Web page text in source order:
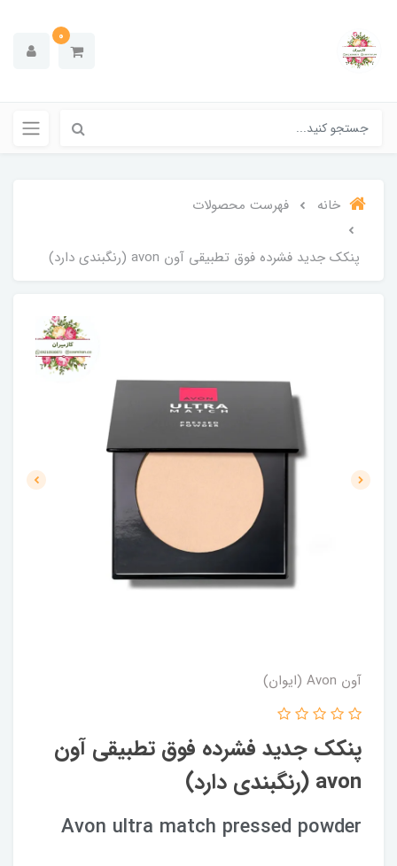
0
خانه فهرست محصولات
پنکک جدید فشرده فوق تطبیقی آون avon (رنگبندی دارد)
آون Avon (ایوان)
پنکک جدید فشرده فوق تطبیقی آون
avon (رنگبندی دارد)
Avon ultra match pressed powder